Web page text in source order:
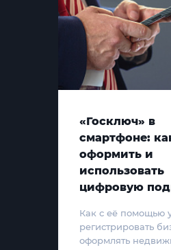
«Госключ» в
смартфоне:
оформить и
использовать
цифровую
Как с её помощью
регистрировать
оформлять